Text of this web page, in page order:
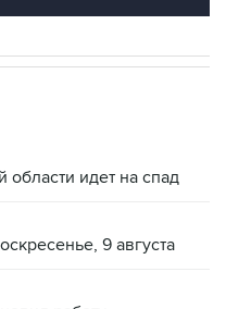
идет на спад
9 августа